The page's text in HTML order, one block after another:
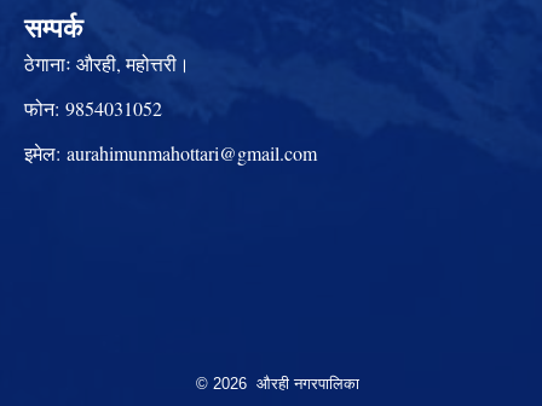
सम्पर्क
ठेगानाः औरही, महोत्तरी।
फोन: 9854031052
इमेल: aurahimunmahottari@gmail.com
© 2026 औरही नगरपालिका